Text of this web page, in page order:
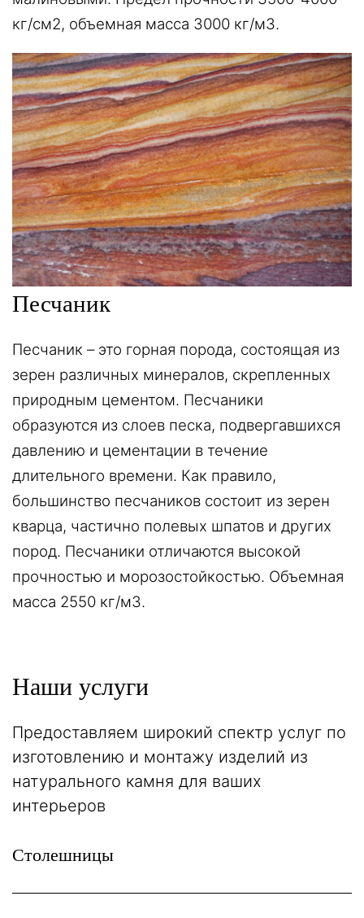
кг/см2, объемная масса 3000 кг/м3.
Песчаник
Песчаник – это горная порода, состоящая из
зерен различных минералов, скрепленных
природным цементом. Песчаники
образуются из слоев песка, подвергавшихся
давлению и цементации в течение
длительного времени. Как правило,
большинство песчаников состоит из зерен
кварца, частично полевых шпатов и других
пород. Песчаники отличаются высокой
прочностью и морозостойкостью. Объемная
масса 2550 кг/м3.
Наши услуги
Предоставляем широкий спектр услуг по
изготовлению и монтажу изделий из
натурального камня для ваших
интерьеров
Столешницы